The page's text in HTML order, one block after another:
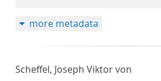
more metadata
Scheffel, Joseph Viktor von